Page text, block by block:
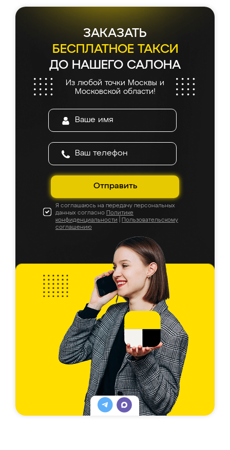
ЗАКАЗАТЬ
БЕСПЛАТНОЕ ТАКСИ
ДО НАШЕГО САЛОНА
Из любой точки Москвы и
Московской области!
Отправить
Я соглашаюсь на передачу персональных
данных согласно Политике
конфиденциальности
Пользовательскому
соглашению